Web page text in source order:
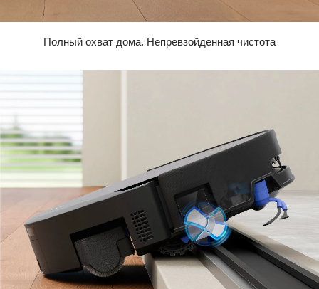
Полный охват дома. Непревзойденная чистота